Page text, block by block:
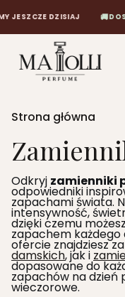
🚚DOSTAWA JUŻ OD
Strona główna
Odkryj zamienniki
odpowiedniki
zapachami świata.
intensywność,
dzięki czemu
zapachem każdego
ofercie znajdziesz
damskich, jak i
dopasowane do
zapachów na dzień
wieczorowe.